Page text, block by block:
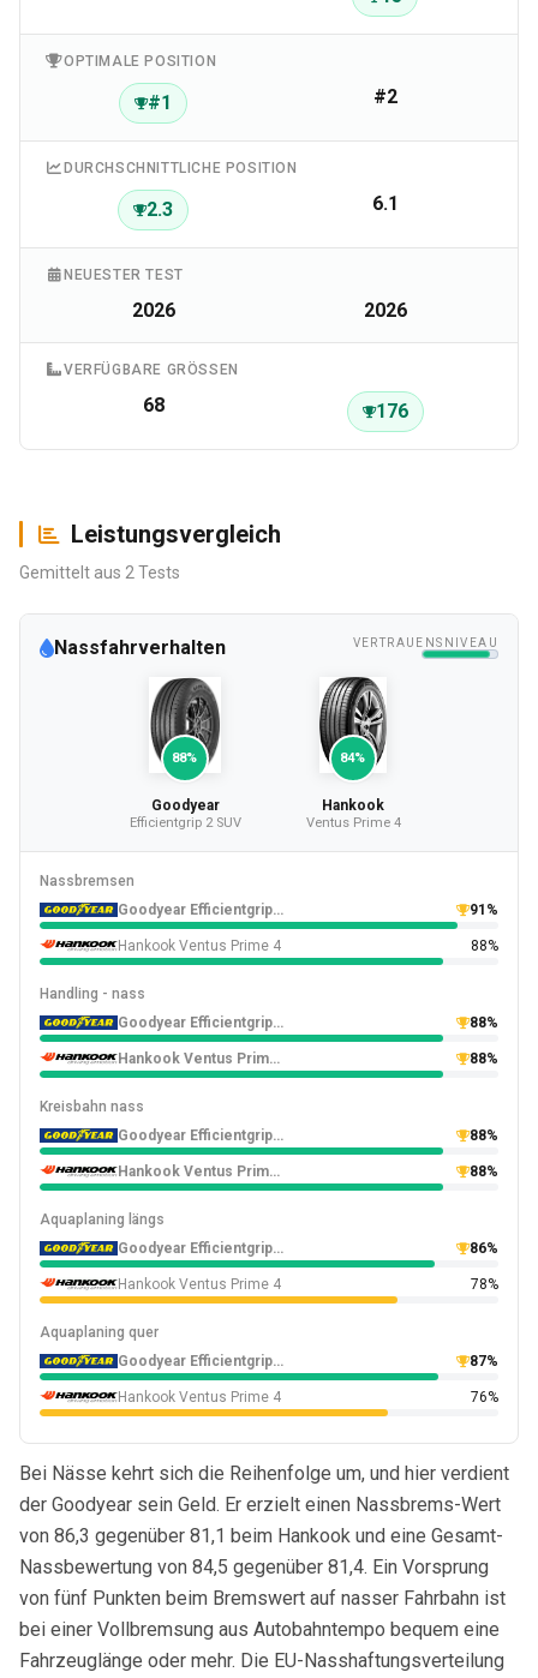
OPTIMALE POSITION
#1 #2
DURCHSCHNITTLICHE POSITION
2.3 6.1
NEUESTER TEST
2026 2026
VERFÜGBARE GRÖSSEN
68 176
Leistungsvergleich
Gemittelt aus 2 Tests
Nassfahrverhalten VERTRAUENSNIVEAU
88%
Goodyear
Efficientgrip 2 SUV
84%
Hankook
Ventus Prime 4
Nassbremsen
Goodyear Efficientgrip 2 SUV
91%
Hankook Ventus Prime 4 88%
Handling - nass
Goodyear Efficientgrip 2 SUV
88%
Hankook Ventus Prime 4 88%
Kreisbahn nass
Goodyear Efficientgrip 2 SUV
88%
Hankook Ventus Prime 4 88%
Aquaplaning längs
Goodyear Efficientgrip 2 SUV
86%
Hankook Ventus Prime 4 78%
Aquaplaning quer
Goodyear Efficientgrip 2 SUV
87%
Hankook Ventus Prime 4 76%
Bei Nässe kehrt sich die Reihenfolge um, und hier verdient
der Goodyear sein Geld. Er erzielt einen Nassbrems-Wert
von 86,3 gegenüber 81,1 beim Hankook und eine Gesamt-
Nassbewertung von 84,5 gegenüber 81,4. Ein Vorsprung
von fünf Punkten beim Bremswert auf nasser Fahrbahn ist
bei einer Vollbremsung aus Autobahntempo bequem eine
Fahrzeuglänge oder mehr. Die EU-Nasshaftungsverteilung